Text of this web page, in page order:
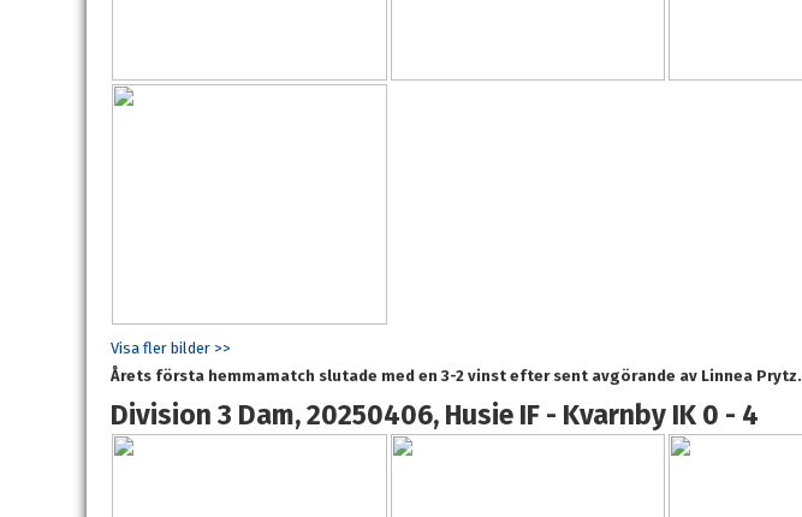
Visa fler bilder >>
Årets första hemmamatch slutade med en 3-2 vinst efter sent avgörande av Linnea Prytz.
Division 3 Dam, 20250406, Husie IF - Kvarnby IK 0 - 4